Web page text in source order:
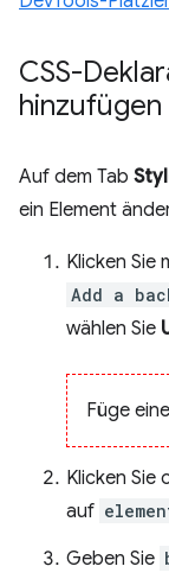
CSS-
hinzufügen
Auf dem Tab
ein Element
Klicken Sie
Add a
wählen Sie
Füge
Klicken Sie
auf
Geben Sie